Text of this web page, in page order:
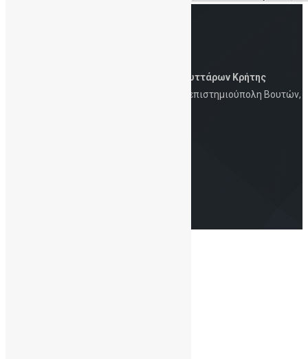
Δημόσια Τράπεζα Ομφαλικών Βλαστοκυττάρων Κρήτης
Iατρική Σχολή, Πανεπιστήμιο Κρήτης, Πανεπιστημιούπολη Βουτών,